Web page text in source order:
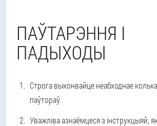
ПАЎТАРЭННЯ І
ПАДЫХОДЫ
Строга выконвайце неабходнае
паўтораў.
Уважліва азнаёмцеся з інструкцыяй,